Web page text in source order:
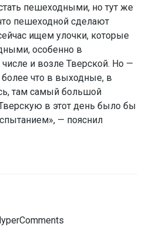
пешеходными, но тут же
пешеходной сделают
ищем улочки, которые
особенно в
и возле Тверской. Но —
что в выходные, в
там самый большой
в этот день было бы
— пояснил